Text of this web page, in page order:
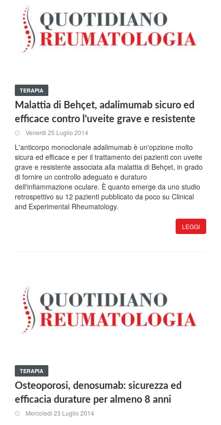
TERAPIA
Malattia di Behçet, adalimumab sicuro ed
efficace contro l'uveite grave e resistente
Venerdi 25 Luglio 2014
L'anticorpo monoclonale adalimumab è un'opzione molto
sicura ed efficace e per il trattamento dei pazienti con uveite
grave e resistente associata alla malattia di Behçet, in grado
di fornire un controllo adeguato e duraturo
dell'infiammazione oculare. È quanto emerge da uno studio
retrospettivo su 12 pazienti pubblicato da poco su Clinical
and Experimental Rheumatology.
LEGGI
TERAPIA
Osteoporosi, denosumab: sicurezza ed
efficacia durature per almeno 8 anni
Mercoledi 23 Luglio 2014